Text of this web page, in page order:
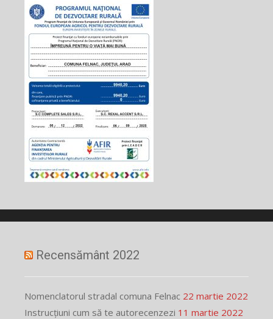
Recensământ 2022
Nomenclatorul stradal comuna Felnac 22 martie 2022
Instrucțiuni cum să te autorecenzezi 11 martie 2022